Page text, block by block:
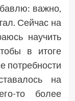
важно,
Сейчас на
научить
в итоге
потребности
на
то более